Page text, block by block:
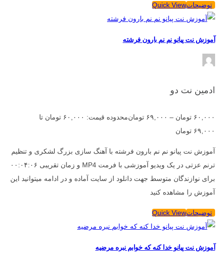
توضیحاتQuick View
آموزش نت پیانو نم نم بارون فرشته
ادمین نت دو
۶۰,۰۰۰ تومان – ۶۹,۰۰۰ تومان
محدوده قیمت: ۶۰,۰۰۰ تومان تا
۶۹,۰۰۰ تومان
آموزش نت پیانو نم نم بارون فرشته با آهنگ سازی بزرگ لشکری و تنظیم
ترنم عزتی در یک ویدیو آموزشی با فرمت MP4 و زمان تقریبی ۰۰:۰۴:۰۶
برای نوازندگان متوسط جهت دانلود از سایت آماده و در ادامه میتوانید این
آموزش را مشاهده کنید
توضیحاتQuick View
آموزش نت پیانو خدا کنه که خوابم نبره مرضیه